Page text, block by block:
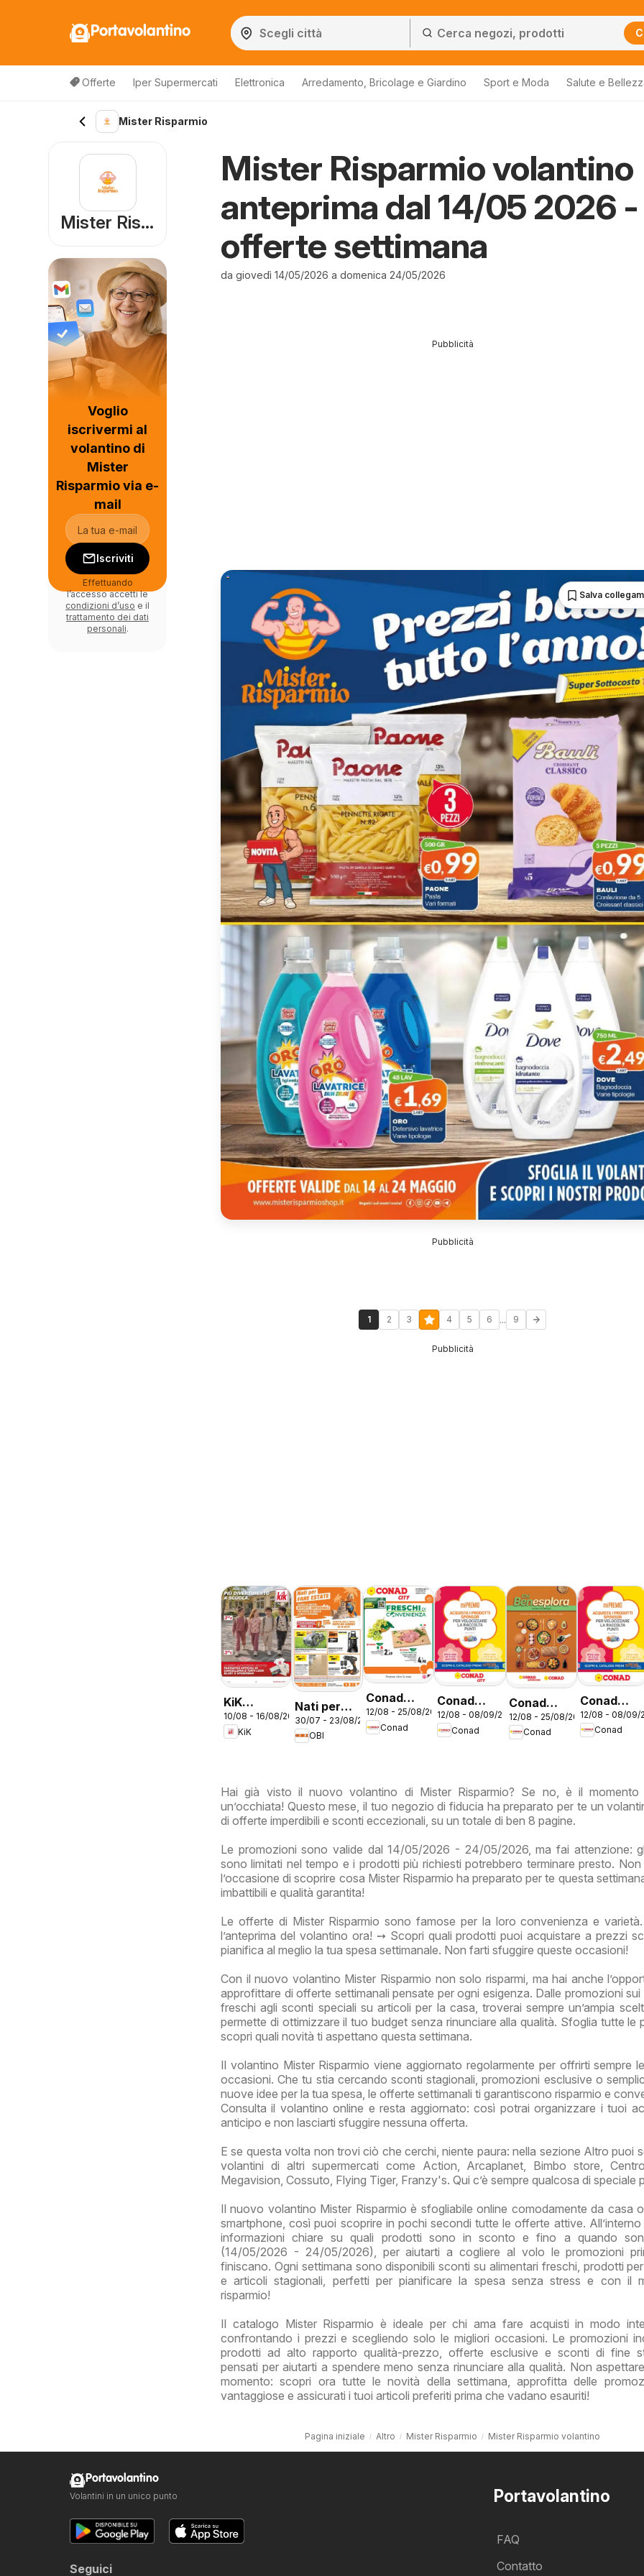
Portavolantino
Offerte Iper Supermercati Elettronica Arredamento, Bricolage e Giardino Sport e Moda Salute e
Mister Risparmio
Mister Risparmio volantino
anteprima dal 14/05 2026 -
offerte settimana
da giovedì 14/05/2026 a domenica 24/05/2026
Pubblicità
Salva
Pubblicità
1 2 3 4 5 6 ... 9
Pubblicità
KiK
volantino
Più
10/08 - 16/08/2026
KiK
Nati per
fare estate
30/07 - 23/08/2026
OBI
Conad
volantino
City Lazio
12/08 - 25/08/2026
Conad
Conad
volantino
City Mi
12/08 - 08/09/2026
Conad
Conad
volantino
Benesplora
12/08 - 25/08/2026
Conad
Conad
volantino
Mi Premio
12/08 - 08/09/
Conad
Hai già visto il nuovo volantino di Mister Risparmio? Se no, è il momento
un’occhiata! Questo mese, il tuo negozio di fiducia ha preparato per te un
di offerte imperdibili e sconti eccezionali, su un totale di ben 8 pagine.
Le promozioni sono valide dal 14/05/2026 - 24/05/2026, ma fai attenzione:
sono limitati nel tempo e i prodotti più richiesti potrebbero terminare presto. Non
l’occasione di scoprire cosa Mister Risparmio ha preparato per te questa
imbattibili e qualità garantita!
Le offerte di Mister Risparmio sono famose per la loro convenienza e
l’anteprima del volantino ora! ➙ Scopri quali prodotti puoi acquistare a prezzi
pianifica al meglio la tua spesa settimanale. Non farti sfuggire queste occasioni!
Con il nuovo volantino Mister Risparmio non solo risparmi, ma hai anche
approfittare di offerte settimanali pensate per ogni esigenza. Dalle promozioni
freschi agli sconti speciali su articoli per la casa, troverai sempre un’ampia
permette di ottimizzare il tuo budget senza rinunciare alla qualità. Sfoglia tutte le
scopri quali novità ti aspettano questa settimana.
Il volantino Mister Risparmio viene aggiornato regolarmente per offrirti sempre
occasioni. Che tu stia cercando sconti stagionali, promozioni esclusive o
nuove idee per la tua spesa, le offerte settimanali ti garantiscono risparmio e
Consulta il volantino online e resta aggiornato: così potrai organizzare i tuoi
anticipo e non lasciarti sfuggire nessuna offerta.
E se questa volta non trovi ciò che cerchi, niente paura: nella sezione Altro puoi
volantini di altri supermercati come Action, Arcaplanet, Bimbo store,
Megavision, Cossuto, Flying Tiger, Franzy's. Qui c’è sempre qualcosa di speciale
Il nuovo volantino Mister Risparmio è sfogliabile online comodamente da casa
smartphone, così puoi scoprire in pochi secondi tutte le offerte attive. All’interno
informazioni chiare su quali prodotti sono in sconto e fino a quando
(14/05/2026 - 24/05/2026), per aiutarti a cogliere al volo le promozioni
finiscano. Ogni settimana sono disponibili sconti su alimentari freschi, prodotti
e articoli stagionali, perfetti per pianificare la spesa senza stress e con il
risparmio!
Il catalogo Mister Risparmio è ideale per chi ama fare acquisti in modo
confrontando i prezzi e scegliendo solo le migliori occasioni. Le promozioni
prodotti ad alto rapporto qualità-prezzo, offerte esclusive e sconti di fine
pensati per aiutarti a spendere meno senza rinunciare alla qualità. Non aspettare
momento: scopri ora tutte le novità della settimana, approfitta delle
vantaggiose e assicurati i tuoi articoli preferiti prima che vadano esauriti!
Pagina iniziale Altro Mister Risparmio Mister Risparmio volantino
Mister Risparmio
Voglio
iscrivermi al
volantino di
Mister
Risparmio via e-
mail
Iscriviti
Effettuando
l’accesso accetti le
condizioni d’uso e il
trattamento dei dati
personali.
Portavolantino
FAQ
Contatto
Portavolantino
Volantini in un unico punto
Seguici